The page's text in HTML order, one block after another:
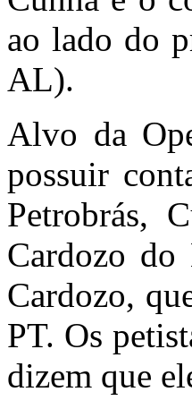
ao lado do
AL).
Alvo da
possuir
Petrobrás,
Cardozo
Cardozo,
PT. Os
dizem que